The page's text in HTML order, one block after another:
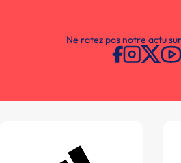
Ne ratez pas notre actu